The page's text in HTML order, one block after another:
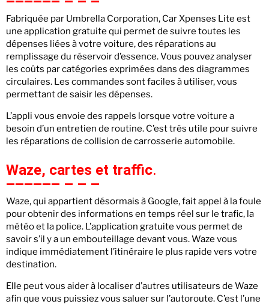
Fabriquée par Umbrella Corporation, Car Xpenses Lite est
une application gratuite qui permet de suivre toutes les
dépenses liées à votre voiture, des réparations au
remplissage du réservoir d’essence. Vous pouvez analyser
les coûts par catégories exprimées dans des diagrammes
circulaires. Les commandes sont faciles à utiliser, vous
permettant de saisir les dépenses.
L’appli vous envoie des rappels lorsque votre voiture a
besoin d’un entretien de routine. C’est très utile pour suivre
les réparations de collision de carrosserie automobile.
Waze, cartes et traffic.
Waze, qui appartient désormais à Google, fait appel à la foule
pour obtenir des informations en temps réel sur le trafic, la
météo et la police. L’application gratuite vous permet de
savoir s’il y a un embouteillage devant vous. Waze vous
indique immédiatement l’itinéraire le plus rapide vers votre
destination.
Elle peut vous aider à localiser d’autres utilisateurs de Waze
afin que vous puissiez vous saluer sur l’autoroute. C’est l’une